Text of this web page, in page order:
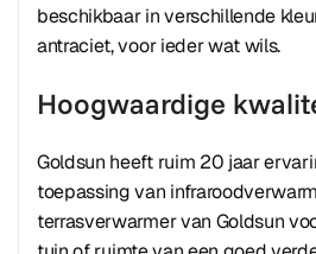
beschikbaar in verschillende
antraciet, voor ieder wat wils.
Hoogwaardige
Goldsun heeft ruim 20 jaar
toepassing van
terrasverwarmer van Goldsun